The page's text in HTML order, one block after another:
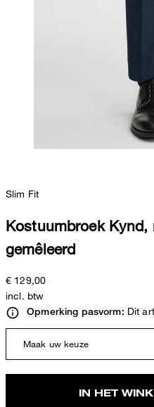
Slim Fit
Kostuumbroek Kynd,
gemêleerd
€ 129,00
incl. btw
Opmerking pasvorm: Dit
Maak uw keuze
IN HET